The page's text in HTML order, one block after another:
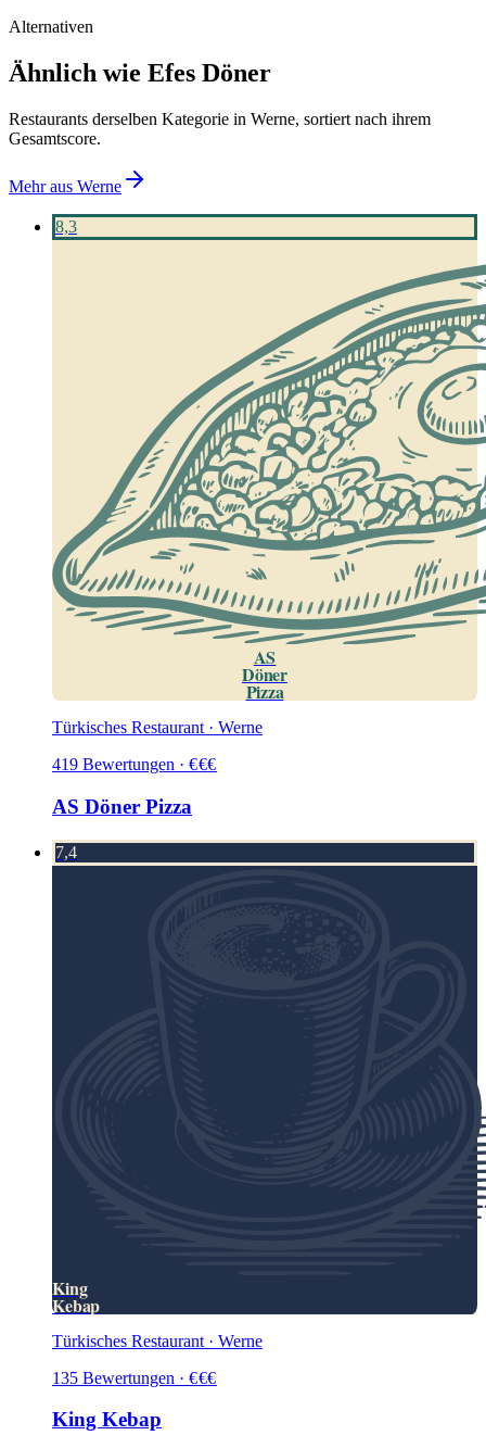
Alternativen
Ähnlich wie Efes Döner
Restaurants derselben Kategorie in Werne, sortiert nach ihrem
Gesamtscore.
Mehr aus Werne
8,3
AS
Döner
Pizza
Türkisches Restaurant · Werne
419 Bewertungen · €€€
AS Döner Pizza
7,4
King
Kebap
Türkisches Restaurant · Werne
135 Bewertungen · €€€
King Kebap